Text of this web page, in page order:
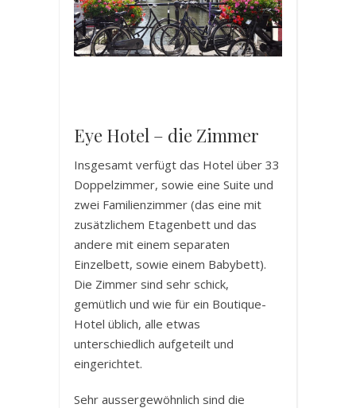
Eye Hotel – die Zimmer
Insgesamt verfügt das Hotel über 33
Doppelzimmer, sowie eine Suite und
zwei Familienzimmer (das eine mit
zusätzlichem Etagenbett und das
andere mit einem separaten
Einzelbett, sowie einem Babybett).
Die Zimmer sind sehr schick,
gemütlich und wie für ein Boutique-
Hotel üblich, alle etwas
unterschiedlich aufgeteilt und
eingerichtet.
Sehr aussergewöhnlich sind die